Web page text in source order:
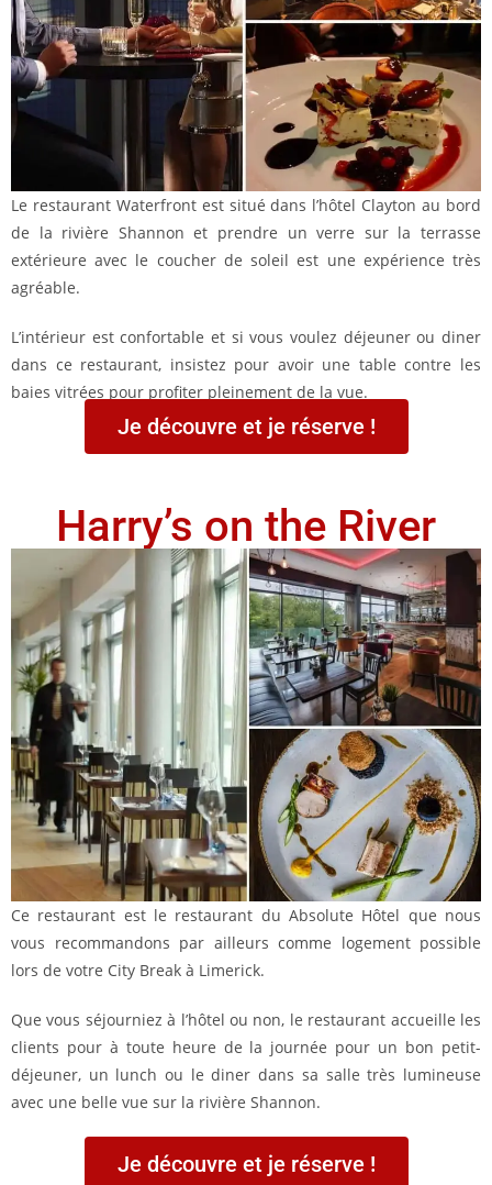
Le restaurant Waterfront est situé dans l’hôtel Clayton au bord
de la rivière Shannon et prendre un verre sur la terrasse
extérieure avec le coucher de soleil est une expérience très
agréable.
L’intérieur est confortable et si vous voulez déjeuner ou diner
dans ce restaurant, insistez pour avoir une table contre les
baies vitrées pour profiter pleinement de la vue.
Je découvre et je réserve !
Harry’s on the River
Ce restaurant est le restaurant du Absolute Hôtel que nous
vous recommandons par ailleurs comme logement possible
lors de votre City Break à Limerick.
Que vous séjourniez à l’hôtel ou non, le restaurant accueille les
clients pour à toute heure de la journée pour un bon petit-
déjeuner, un lunch ou le diner dans sa salle très lumineuse
avec une belle vue sur la rivière Shannon.
Je découvre et je réserve !